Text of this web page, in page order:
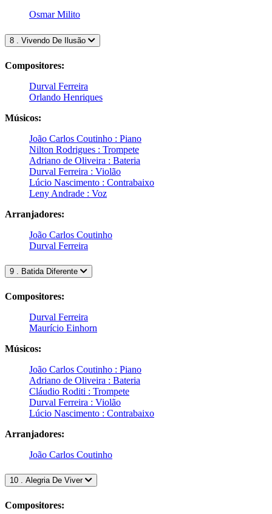
Osmar Milito
8 . Vivendo De Ilusão
Compositores:
Durval Ferreira
Orlando Henriques
Músicos:
João Carlos Coutinho : Piano
Nilton Rodrigues : Trompete
Adriano de Oliveira : Bateria
Durval Ferreira : Violão
Lúcio Nascimento : Contrabaixo
Leny Andrade : Voz
Arranjadores:
João Carlos Coutinho
Durval Ferreira
9 . Batida Diferente
Compositores:
Durval Ferreira
Maurício Einhorn
Músicos:
João Carlos Coutinho : Piano
Adriano de Oliveira : Bateria
Cláudio Roditi : Trompete
Durval Ferreira : Violão
Lúcio Nascimento : Contrabaixo
Arranjadores:
João Carlos Coutinho
10 . Alegria De Viver
Compositores: